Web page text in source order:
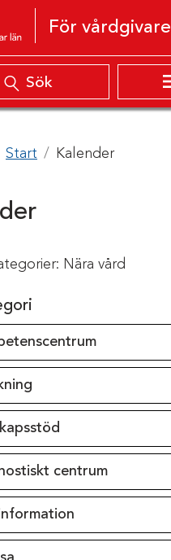
För vårdgivare
Sök
Start Kalender
Nära vård
centrum